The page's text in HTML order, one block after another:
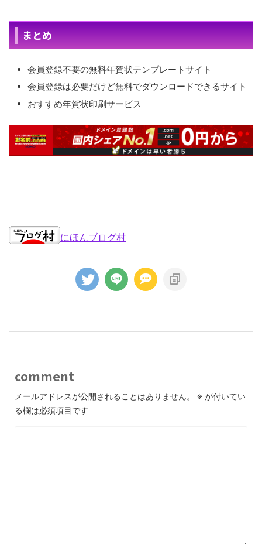
まとめ
会員登録不要の無料年賀状テンプレートサイト
会員登録は必要だけど無料でダウンロードできるサイト
おすすめ年賀状印刷サービス
にほんブログ村
comment
メールアドレスが公開されることはありません。 ※ が付いてい
る欄は必須項目です